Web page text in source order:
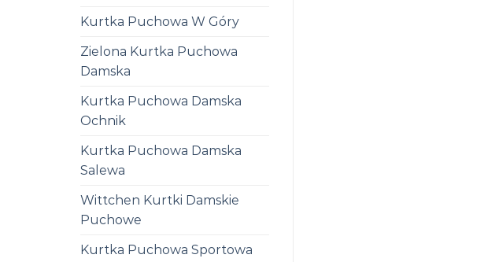
Kurtka Puchowa W Góry
Zielona Kurtka Puchowa
Damska
Kurtka Puchowa Damska
Ochnik
Kurtka Puchowa Damska
Salewa
Wittchen Kurtki Damskie
Puchowe
Kurtka Puchowa Sportowa